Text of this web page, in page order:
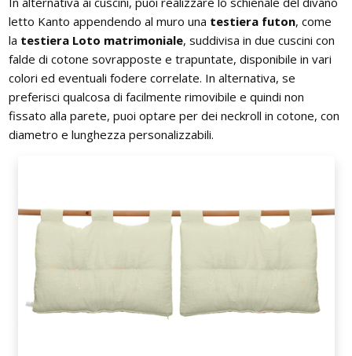
letto Kanto appendendo al muro una testiera futon, come
la testiera Loto matrimoniale, suddivisa in due cuscini con
falde di cotone sovrapposte e trapuntate, disponibile in vari
colori ed eventuali fodere correlate. In alternativa, se
preferisci qualcosa di facilmente rimovibile e quindi non
fissato alla parete, puoi optare per dei neckroll in cotone, con
diametro e lunghezza personalizzabili.